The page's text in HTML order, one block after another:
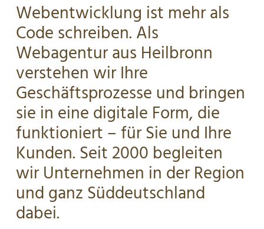
Webentwicklung ist mehr als
Code schreiben. Als
Webagentur aus Heilbronn
verstehen wir Ihre
Geschäftsprozesse und bringen
sie in eine digitale Form, die
funktioniert – für Sie und Ihre
Kunden. Seit 2000 begleiten
wir Unternehmen in der Region
und ganz Süddeutschland
dabei.